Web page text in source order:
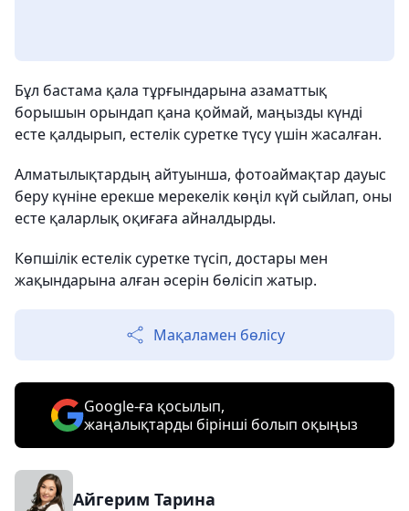
Бұл бастама қала тұрғындарына азаматтық
борышын орындап қана қоймай, маңызды күнді
есте қалдырып, естелік суретке түсу үшін жасалған.
Алматылықтардың айтуынша, фотоаймақтар дауыс
беру күніне ерекше мерекелік көңіл күй сыйлап, оны
есте қаларлық оқиғаға айналдырды.
Көпшілік естелік суретке түсіп, достары мен
жақындарына алған әсерін бөлісіп жатыр.
Мақаламен бөлісу
Google-ға қосылып,
жаңалықтарды бірінші болып оқыңыз
Айгерим Тарина